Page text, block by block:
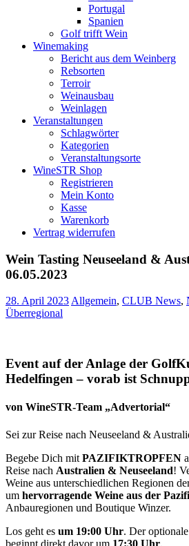
Portugal
Spanien
Golf trifft Wein
Winemaking
Bericht aus dem Weinberg
Rebsorten
Terroir
Weinausbau
Weinlagen
Veranstaltungen
Schlagwörter
Kategorien
Veranstaltungsorte
WineSTR Shop
Registrieren
Mein Konto
Kasse
Warenkorb
Vertrag widerrufen
Wein Tasting Neuseeland &
06.05.2023
28. April 2023Allgemein, CLUB News,
Überregional
Event auf der Anlage der
Hedelfingen – vorab ist
von WineSTR-Team „Advertorial“
Sei zur Reise nach Neuseeland &
Begebe Dich mit PAZIFIKTROPFEN
Reise nach Australien & Neuseeland!
Weine aus unterschiedlichen Regionen
um hervorragende Weine aus der
Anbauregionen und Boutique Winzer.
Los geht es um 19:00 Uhr. Der optionale
beginnt direkt davor um 17:30 Uhr.